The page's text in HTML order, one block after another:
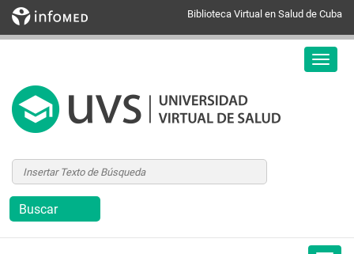
Biblioteca Virtual en Salud de Cuba